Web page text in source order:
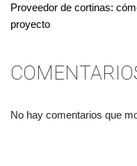
Proveedor de cortinas:
proyecto
No hay comentarios que